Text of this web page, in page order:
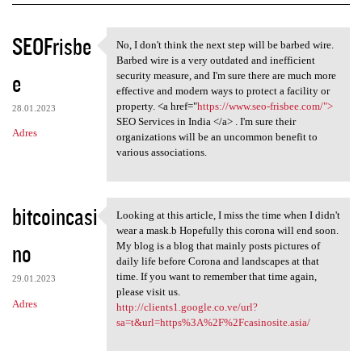
K
o
m
e
n
z
SEOFrisbe
e
28.01.2023
Adres
No, I don't think the next
No, I don't think the next step will be barbed wire.
Barbed wire is a very outdated and inefficient
security measure, and I'm sure there are much more
effective and modern ways to protect a facility or
property. <a href="https://www.seo-frisbee.com/">
SEO Services in India </a> . I'm sure their
organizations will be an uncommon benefit to
various associations.
bitcoincasi
no
29.01.2023
Adres
Looking at this article, I
Looking at this article, I miss the time when I didn't
wear a mask.b Hopefully this corona will end soon.
My blog is a blog that mainly posts pictures of
daily life before Corona and landscapes at that
time. If you want to remember that time again,
please visit us.
http://clients1.google.co.ve/url?
sa=t&url=https%3A%2F%2Fcasinosite.asia/